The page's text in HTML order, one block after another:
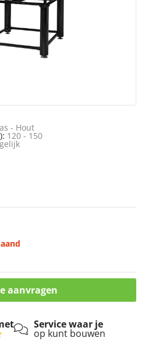
- Hout
120 - 150
aanvragen
Service waar je
op kunt bouwen